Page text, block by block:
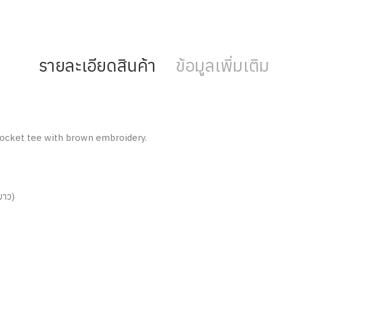
รายละเอียดสินค้า ข้อมูลเพิ่มเติม
tee with brown embroidery.
ว)